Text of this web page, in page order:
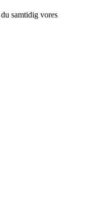
samtidig vores